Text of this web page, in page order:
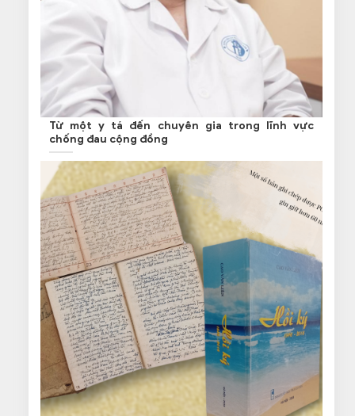
Từ một y tá đến chuyên gia trong lĩnh vực
chống đau cộng đồng